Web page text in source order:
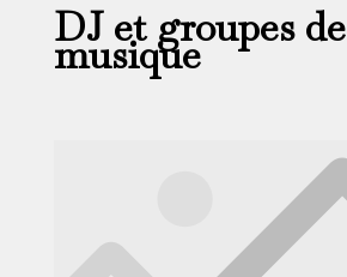
DJ et groupes de
musique